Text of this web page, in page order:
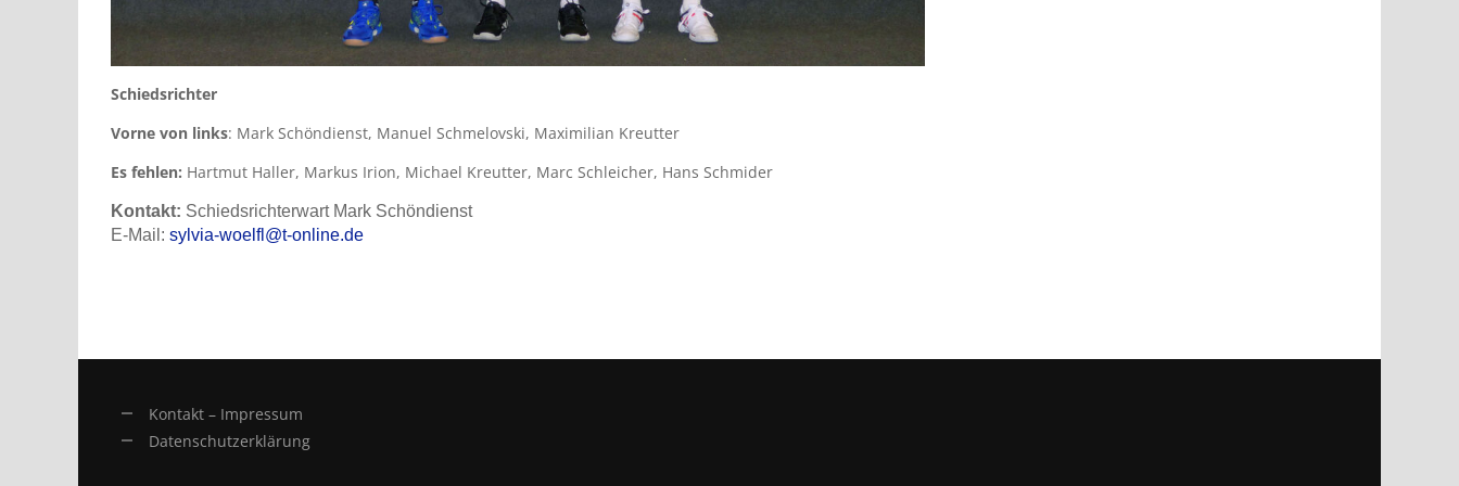
Schiedsrichter
Vorne von links: Mark Schöndienst, Manuel Schmelovski, Maximilian Kreutter
Es fehlen: Hartmut Haller, Markus Irion, Michael Kreutter, Marc Schleicher, Hans Schmider
Kontakt: Schiedsrichterwart Mark Schöndienst
E-Mail: sylvia-woelfl@t-online.de
Kontakt – Impressum
Datenschutzerklärung